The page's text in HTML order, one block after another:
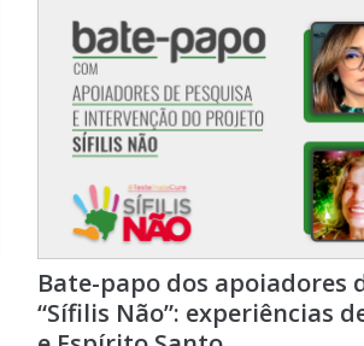
Bate-papo dos apoiadores
“Sífilis Não”: experiências